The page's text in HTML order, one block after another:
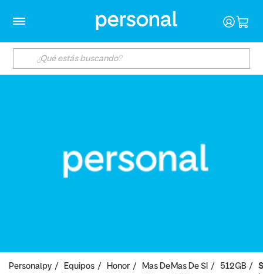
Personalpy Equipos Honor
Mas De Mas De SI 512GB